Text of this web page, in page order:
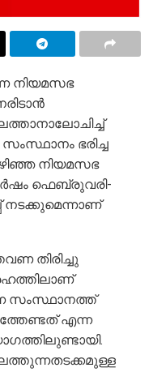
നിയമസഭ
ഭരിച്ച
നിയമസഭ
ഫെബ്രുവരി-
നടക്കുമെന്നാണ്
തിരിച്ചു
സംസ്ഥാനത്ത്
എന്ന